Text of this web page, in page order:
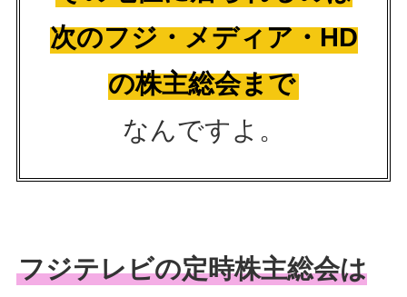
次のフジ・メディア・HD
の株主総会まで
なんですよ。
フジテレビの定時株主総会は